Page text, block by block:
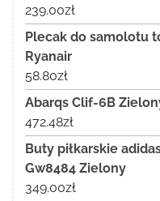
239.00zł
Plecak do samolotu
Ryanair
58.80zł
Abarqs Clif-6B
472.48zł
Buty piłkarskie
Gw8484 Zielony
349.00zł